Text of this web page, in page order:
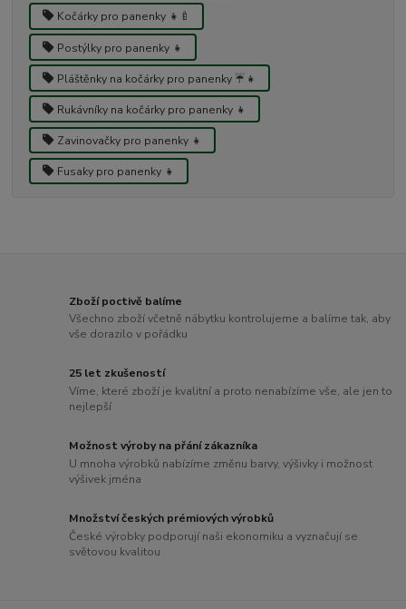
Kočárky pro panenky 👧🍼
Postýlky pro panenky 👧
Pláštěnky na kočárky pro panenky ☔👧
Rukávníky na kočárky pro panenky 👧
Zavinovačky pro panenky 👧
Fusaky pro panenky 👧
Zboží poctivě balíme
Všechno zboží včetně nábytku kontrolujeme a balíme tak, aby
vše dorazilo v pořádku
25 let zkušeností
Víme, které zboží je kvalitní a proto nenabízíme vše, ale jen to
nejlepší
Možnost výroby na přání zákazníka
U mnoha výrobků nabízíme změnu barvy, výšivky i možnost
výšivek jména
Množství českých prémiových výrobků
České výrobky podporují naši ekonomiku a vyznačují se
světovou kvalitou